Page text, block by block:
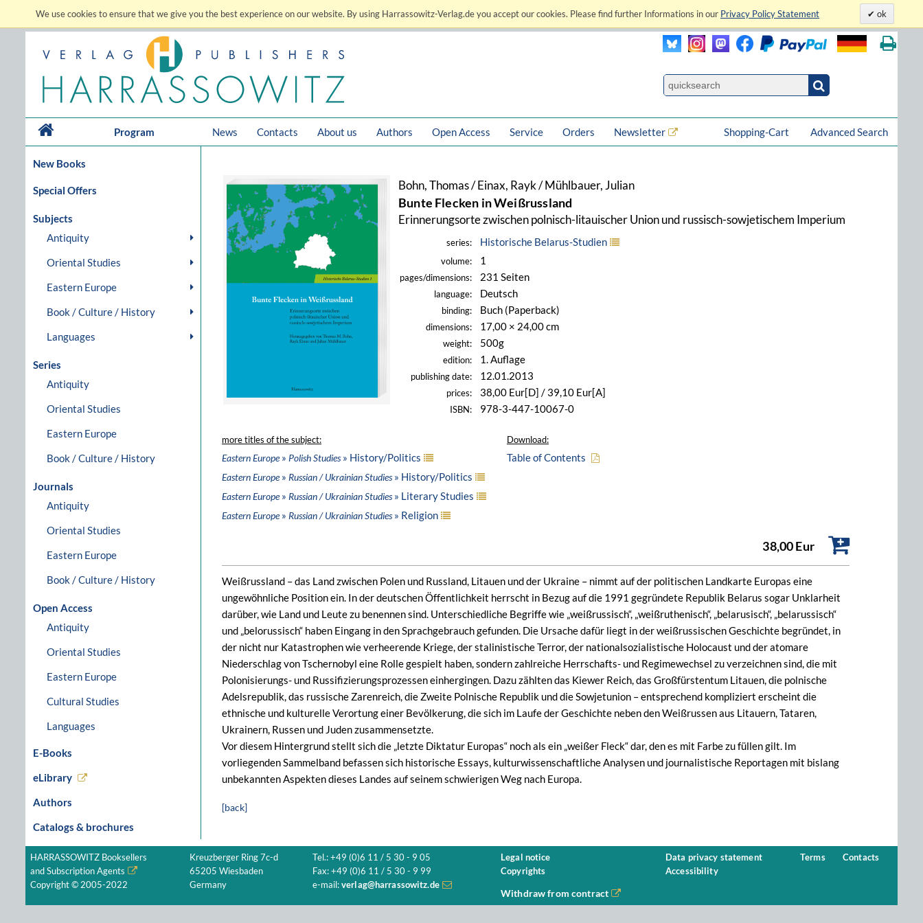
We use cookies to ensure that we give you the best experience on our website. By using Harrassowitz-Verlag.de you accept our cookies. Please find further Informations in our Privacy Policy Statement ok
Program News Contacts About us Authors Open Access Service Orders Newsletter Advanced Search
Shopping-Cart
New Books
Special Offers
Subjects
Antiquity
Oriental Studies
Eastern Europe
Book / Culture / History
Languages
Series
Antiquity
Oriental Studies
Eastern Europe
Book / Culture / History
Journals
Antiquity
Oriental Studies
Eastern Europe
Book / Culture / History
Open Access
Antiquity
Oriental Studies
Eastern Europe
Cultural Studies
Languages
E-Books
eLibrary
Authors
Catalogs & brochures
Bohn, Thomas / Einax, Rayk / Mühlbauer, Julian
Bunte Flecken in Weißrussland
Erinnerungsorte zwischen polnisch-litauischer Union und russisch-sowjetischem Imperium
series: Historische Belarus-Studien
volume: 1
pages/dimensions: 231 Seiten
language: Deutsch
binding: Buch (Paperback)
dimensions: 17,00 × 24,00 cm
weight: 500g
edition: 1. Auflage
publishing date: 12.01.2013
prices: 38,00 Eur[D] / 39,10 Eur[A]
ISBN: 978-3-447-10067-0
more titles of the subject:
Eastern Europe» Polish Studies» History/Politics
Eastern Europe» Russian / Ukrainian Studies» History/Politics
Eastern Europe» Russian / Ukrainian Studies» Literary Studies
Eastern Europe» Russian / Ukrainian Studies» Religion
Download:
Table of Contents
38,00 Eur
Weißrussland – das Land zwischen Polen und Russland, Litauen und der Ukraine – nimmt auf der politischen Landkarte Europas eine
ungewöhnliche Position ein. In der deutschen Öffentlichkeit herrscht in Bezug auf die 1991 gegründete Republik Belarus sogar Unklarheit
darüber, wie Land und Leute zu benennen sind. Unterschiedliche Begriffe wie „weißrussisch“, „weißruthenisch“, „belarusisch“, „belarussisch“
und „belorussisch“ haben Eingang in den Sprachgebrauch gefunden. Die Ursache dafür liegt in der weißrussischen Geschichte begründet, in
der nicht nur Katastrophen wie verheerende Kriege, der stalinistische Terror, der nationalsozialistische Holocaust und der atomare
Niederschlag von Tschernobyl eine Rolle gespielt haben, sondern zahlreiche Herrschafts- und Regimewechsel zu verzeichnen sind, die mit
Polonisierungs- und Russifizierungsprozessen einhergingen. Dazu zählten das Kiewer Reich, das Großfürstentum Litauen, die polnische
Adelsrepublik, das russische Zarenreich, die Zweite Polnische Republik und die Sowjetunion – entsprechend kompliziert erscheint die
ethnische und kulturelle Verortung einer Bevölkerung, die sich im Laufe der Geschichte neben den Weißrussen aus Litauern, Tataren,
Ukrainern, Russen und Juden zusammensetzte.
Vor diesem Hintergrund stellt sich die „letzte Diktatur Europas“ noch als ein „weißer Fleck“ dar, den es mit Farbe zu füllen gilt. Im
vorliegenden Sammelband befassen sich historische Essays, kulturwissenschaftliche Analysen und journalistische Reportagen mit bislang
unbekannten Aspekten dieses Landes auf seinem schwierigen Weg nach Europa.
[back]
HARRASSOWITZ Booksellers
and Subscription Agents
Copyright © 2005-2022
Kreuzberger Ring 7c-d
65205 Wiesbaden
Germany
Tel.: +49 (0)6 11 / 5 30 - 9 05
Fax: +49 (0)6 11 / 5 30 - 9 99
e-mail: verlag@harrassowitz.de
Legal notice
Copyrights
Data privacy statement
Accessibility
Terms Contacts
Withdraw from contract